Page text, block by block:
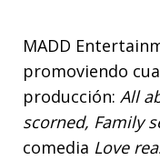
MADD
promoviendo
producción: All
scorned, Family
comedia Love